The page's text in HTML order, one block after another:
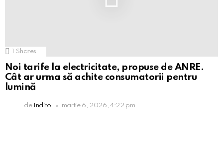
Shares
Noi tarife la electricitate, propuse de ANRE.
Cât ar urma să achite consumatorii pentru
lumină
de Indiro martie 6, 2026, 4:22 pm